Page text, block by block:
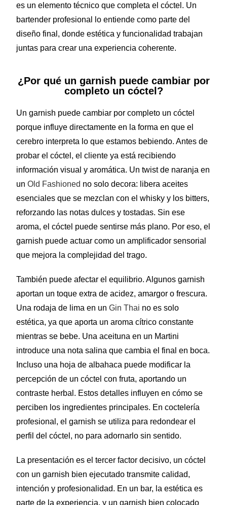
es un elemento técnico que completa el cóctel. Un
bartender profesional lo entiende como parte del
diseño final, donde estética y funcionalidad trabajan
juntas para crear una experiencia coherente.
¿Por qué un garnish puede cambiar por
completo un cóctel?
Un garnish puede cambiar por completo un cóctel
porque influye directamente en la forma en que el
cerebro interpreta lo que estamos bebiendo. Antes de
probar el cóctel, el cliente ya está recibiendo
información visual y aromática. Un twist de naranja en
unOld Fashioned no solo decora: libera aceites
esenciales que se mezclan con el whisky y los bitters,
reforzando las notas dulces y tostadas. Sin ese
aroma, el cóctel puede sentirse más plano. Por eso, el
garnish puede actuar como un amplificador sensorial
que mejora la complejidad del trago.
También puede afectar el equilibrio. Algunos garnish
aportan un toque extra de acidez, amargor o frescura.
Una rodaja de lima en unGin Thai no es solo
estética, ya que aporta un aroma cítrico constante
mientras se bebe. Una aceituna en un Martini
introduce una nota salina que cambia el final en boca.
Incluso una hoja de albahaca puede modificar la
percepción de un cóctel con fruta, aportando un
contraste herbal. Estos detalles influyen en cómo se
perciben los ingredientes principales. En coctelería
profesional, el garnish se utiliza para redondear el
perfil del cóctel, no para adornarlo sin sentido.
La presentación es el tercer factor decisivo, un cóctel
con un garnish bien ejecutado transmite calidad,
intención y profesionalidad. En un bar, la estética es
parte de la experiencia, y un garnish bien colocado